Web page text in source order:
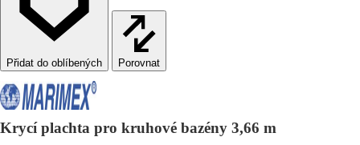
Porovnat
Krycí plachta pro kruhové bazény 3,66 m